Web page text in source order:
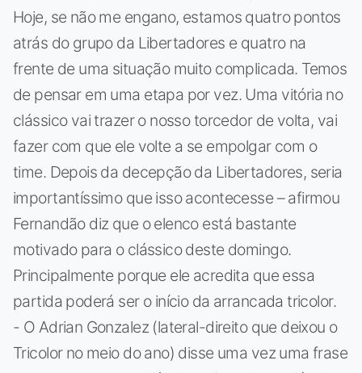
Hoje, se não me engano, estamos quatro pontos
atrás do grupo da Libertadores e quatro na
frente de uma situação muito complicada. Temos
de pensar em uma etapa por vez. Uma vitória no
clássico vai trazer o nosso torcedor de volta, vai
fazer com que ele volte a se empolgar com o
time. Depois da decepção da Libertadores, seria
importantíssimo que isso acontecesse – afirmou
Fernandão diz que o elenco está bastante
motivado para o clássico deste domingo.
Principalmente porque ele acredita que essa
partida poderá ser o início da arrancada tricolor.
- O Adrian Gonzalez (lateral-direito que deixou o
Tricolor no meio do ano) disse uma vez uma frase